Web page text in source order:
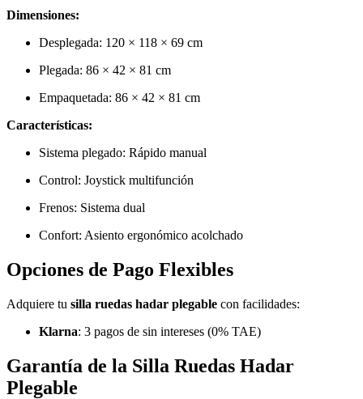
Dimensiones:
Desplegada: 120 × 118 × 69 cm
Plegada: 86 × 42 × 81 cm
Empaquetada: 86 × 42 × 81 cm
Características:
Sistema plegado: Rápido manual
Control: Joystick multifunción
Frenos: Sistema dual
Confort: Asiento ergonómico acolchado
Opciones de Pago Flexibles
Adquiere tu silla ruedas hadar plegable con facilidades:
Klarna: 3 pagos de sin intereses (0% TAE)
Garantía de la Silla Ruedas Hadar
Plegable